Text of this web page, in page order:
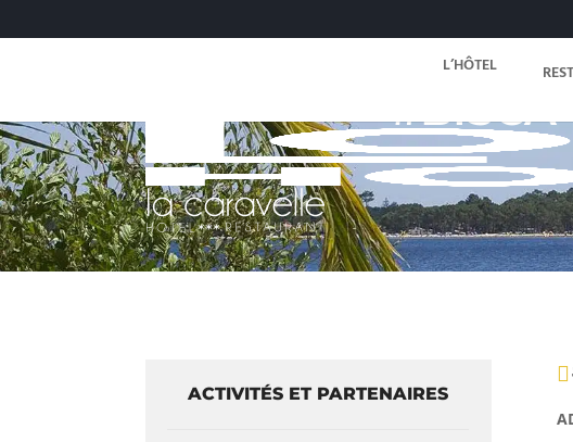
L’HÔTEL
#BISCA
ACTIVITÉS ET PARTENAIRES